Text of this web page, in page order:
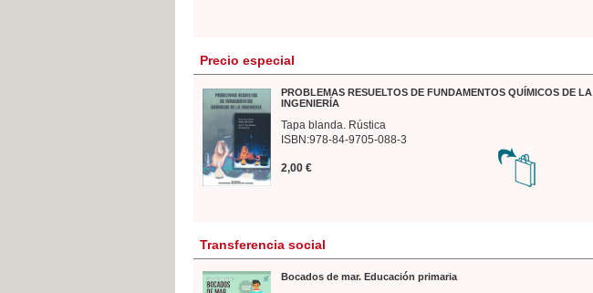
Precio especial
PROBLEMAS RESUELTOS DE FUNDAMENTOS QUÍMICOS DE LA
INGENIERÍA
Tapa blanda. Rústica
ISBN:978-84-9705-088-3
2,00 €
Transferencia social
Bocados de mar. Educación primaria